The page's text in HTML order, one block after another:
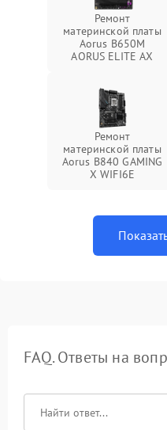
Ремонт
материнской платы
Aorus B650M
AORUS ELITE AX
Ремонт
материнской платы
Aorus B840 GAMING
X WIFI6E
FAQ. Ответы на